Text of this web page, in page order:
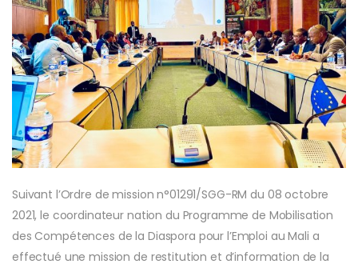
Suivant l’Ordre de mission n°01291/SGG-RM du 08 octobre
2021, le coordinateur nation du Programme de Mobilisation
des Compétences de la Diaspora pour l’Emploi au Mali a
effectué une mission de restitution et d’information de la